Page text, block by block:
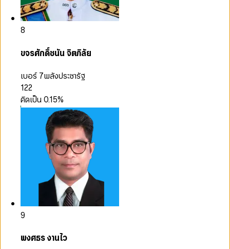
8
ขจรศักดิ์ชนัน จิตภิลัย
เบอร์ 7พลังประชารัฐ
122
คิดเป็น0.15%
9
พงศธร งานไว